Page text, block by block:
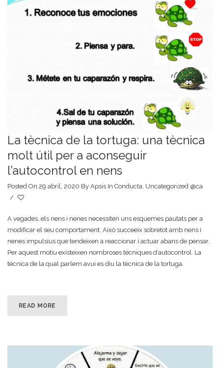
La tècnica de la tortuga: una tècnica
molt útil per a aconseguir
l’autocontrol en nens
Posted On 29 abril, 2020 By Apsis In Conducta, Uncategorized @ca
/
A vegades, els nens i nenes necessiten uns esquemes pautats per a
modificar el seu comportament. Això succeeix sobretot amb nens i
nenes impulsius que tendeixen a reaccionar i actuar abans de pensar.
Per aquest motiu existeixen nombroses tècniques d’autocontrol. La
tècnica de la qual parlem avui es diu la tècnica de la tortuga.
READ MORE